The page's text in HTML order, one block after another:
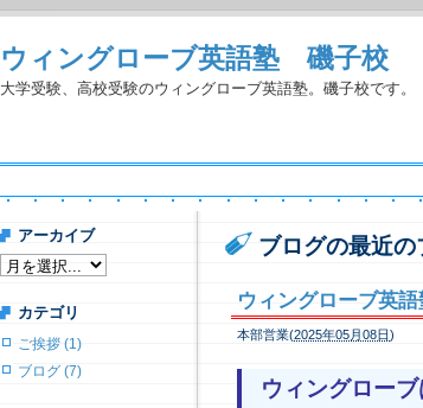
ウィングローブ英語塾 磯子校
大学受験、高校受験のウィングローブ英語塾。磯子校です。
ブログの最近の
ウィングローブ英
本部営業(2025年05月08日)
ウィングロー
アーカイブ
カテゴリ
ご挨拶 (1)
ブログ (7)